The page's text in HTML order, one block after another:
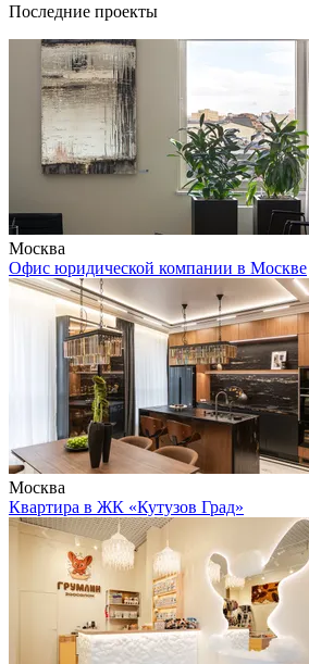
Последние проекты
Москва
Офис юридической компании в Москве
Москва
Квартира в ЖК «Кутузов Град»